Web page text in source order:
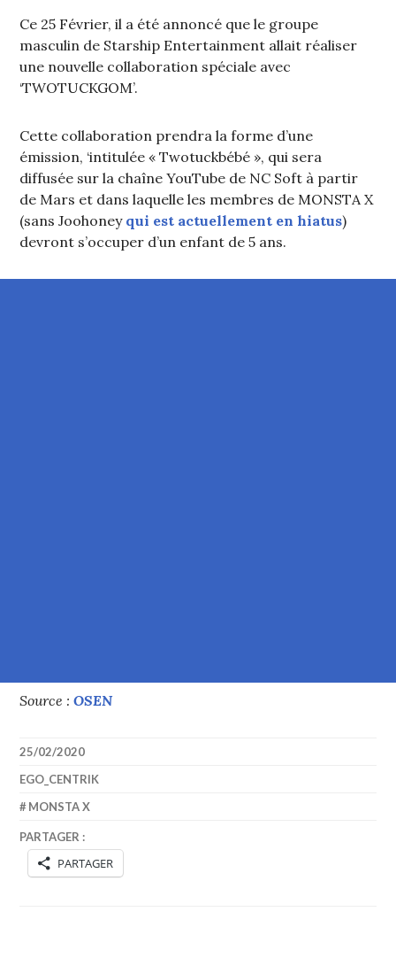
Ce 25 Février, il a été annoncé que le groupe
masculin de Starship Entertainment allait réaliser
une nouvelle collaboration spéciale avec
‘TWOTUCKGOM’.
Cette collaboration prendra la forme d’une
émission, ‘intitulée « Twotuckbébé », qui sera
diffusée sur la chaîne YouTube de NC Soft à partir
de Mars et dans laquelle les membres de MONSTA X
(sans Joohoney qui est actuellement en hiatus)
devront s’occuper d’un enfant de 5 ans.
Source :OSEN
25/02/2020
EGO_CENTRIK
MONSTA X
PARTAGER :
PARTAGER